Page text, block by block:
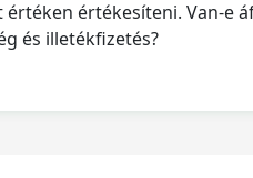
értékesíteni. Van-e
és illetékfizetés?